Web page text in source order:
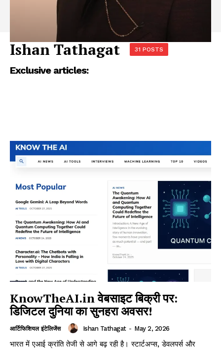
Ishan Tathagat 31 POSTS
Exclusive articles:
KnowTheAI.in वेबसाइट बिक्री पर:
डिजिटल दुनिया का सुनहरा अवसर!
आर्टिफिशियल इंटेलिजेंस Ishan Tathagat - May 2, 2026
भारत में एआई क्रांति तेजी से आगे बढ़ रही है। स्टार्टअप्स, डेवलपर्स और